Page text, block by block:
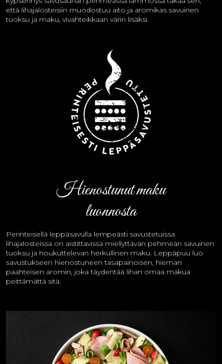
että lihajalosteisiin muodostuu aito ja aromikas savuinen
tuoksu ja maku, vivahteikkaan värin lisäksi.
Hienostunut maku
luonnosta
Perinteisellä leppäsavulla lempeästi savustetuissa
lihajalosteissa on aistittavissa miellyttävän pehmeän savuinen
tuoksu ja houkuttelevan herkullinen maku. Leppäpuu luo
savustukseen hienostuneen tasapainoisen, hieman
paahteisen aromin, joka täydentää lihan omaa makua
peittämättä sitä.